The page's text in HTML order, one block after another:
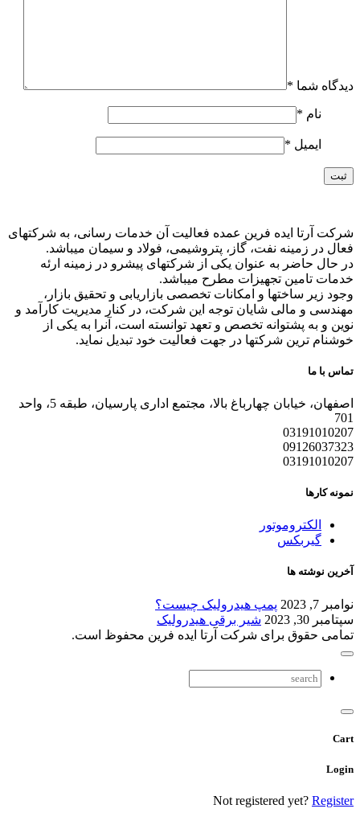
دیدگاه شما *
نام *
ایمیل *
شرکت آرتا ایده فرین عمده فعالیت آن خدمات رسانی، به شرکتهای
فعال در زمینه نفت، گاز، پتروشیمی، فولاد و سیمان میباشد.
در حال حاضر به عنوان یکی از شرکتهای پیشرو در زمینه ارئه
خدمات تامین تجهیزات مطرح میباشد.
وجود زیر ساختها و امکانات تخصصی بازاریابی و تحقیق بازار،
مهندسی و مالی شایان توجه این شرکت، در کنار مدیریت کارآمد و
نوین و به پشتوانه تخصص و تعهد توانسته است، آنرا به یکی از
خوشنام ترین شرکتها در جهت فعالیت خود تبدیل نماید.
تماس با ما
اصفهان، خیابان چهارباغ بالا، مجتمع اداری پارسیان، طبقه 5، واحد
701
03191010207
09126037323
03191010207
نمونه کارها
الکتروموتور
گیربکس
آخرین نوشته ها
نوامبر 7, 2023
پمپ هیدرولیک چیست؟
سپتامبر 30, 2023
شیر برقی هیدرولیک
تمامی حقوق برای شرکت آرتا ایده فرین محفوظ است.
Cart
Login
Not registered yet? Register